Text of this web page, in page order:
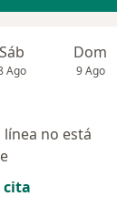
Sáb
Ago
Dom
9 Ago
línea no está
cita